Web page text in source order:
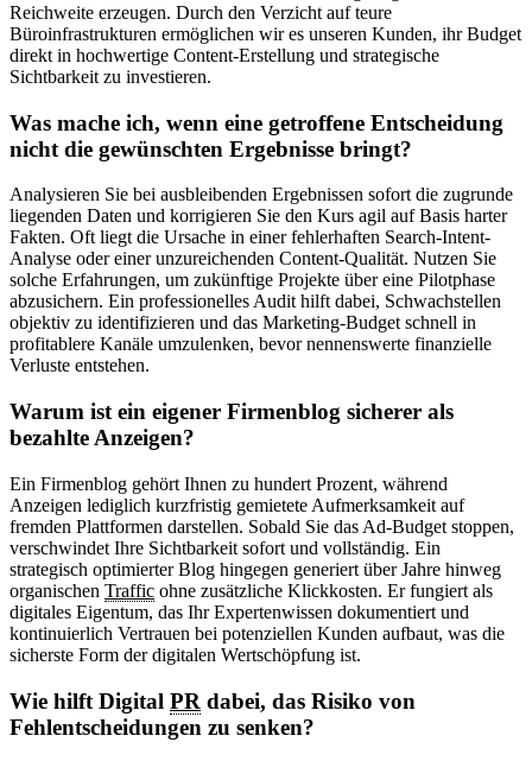
Reichweite erzeugen. Durch den Verzicht auf teure
Büroinfrastrukturen ermöglichen wir es unseren Kunden, ihr Budget
direkt in hochwertige Content-Erstellung und strategische
Sichtbarkeit zu investieren.
Was mache ich, wenn eine getroffene Entscheidung
nicht die gewünschten Ergebnisse bringt?
Analysieren Sie bei ausbleibenden Ergebnissen sofort die zugrunde
liegenden Daten und korrigieren Sie den Kurs agil auf Basis harter
Fakten. Oft liegt die Ursache in einer fehlerhaften Search-Intent-
Analyse oder einer unzureichenden Content-Qualität. Nutzen Sie
solche Erfahrungen, um zukünftige Projekte über eine Pilotphase
abzusichern. Ein professionelles Audit hilft dabei, Schwachstellen
objektiv zu identifizieren und das Marketing-Budget schnell in
profitablere Kanäle umzulenken, bevor nennenswerte finanzielle
Verluste entstehen.
Warum ist ein eigener Firmenblog sicherer als
bezahlte Anzeigen?
Ein Firmenblog gehört Ihnen zu hundert Prozent, während
Anzeigen lediglich kurzfristig gemietete Aufmerksamkeit auf
fremden Plattformen darstellen. Sobald Sie das Ad-Budget stoppen,
verschwindet Ihre Sichtbarkeit sofort und vollständig. Ein
strategisch optimierter Blog hingegen generiert über Jahre hinweg
organischen Traffic ohne zusätzliche Klickkosten. Er fungiert als
digitales Eigentum, das Ihr Expertenwissen dokumentiert und
kontinuierlich Vertrauen bei potenziellen Kunden aufbaut, was die
sicherste Form der digitalen Wertschöpfung ist.
Wie hilft Digital PR dabei, das Risiko von
Fehlentscheidungen zu senken?